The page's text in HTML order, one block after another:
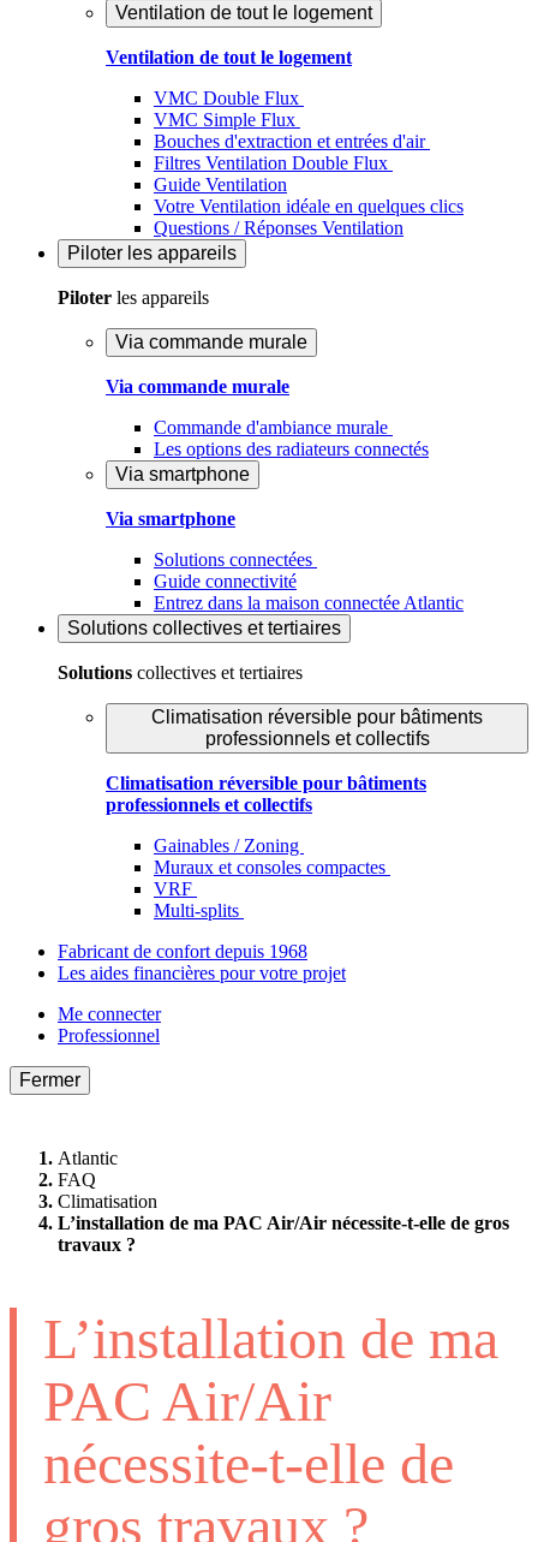
Ventilation de tout le logement
Ventilation de tout le logement
VMC Double Flux
VMC Simple Flux
Bouches d'extraction et entrées d'air
Filtres Ventilation Double Flux
Guide Ventilation
Votre Ventilation idéale en quelques clics
Questions / Réponses Ventilation
Piloter les appareils
Piloter les appareils
Via commande murale
Via commande murale
Commande d'ambiance murale
Les options des radiateurs connectés
Via smartphone
Via smartphone
Solutions connectées
Guide connectivité
Entrez dans la maison connectée Atlantic
Solutions collectives et tertiaires
Solutions collectives et tertiaires
Climatisation réversible pour bâtiments
professionnels et collectifs
Climatisation réversible pour bâtiments
professionnels et collectifs
Gainables / Zoning
Muraux et consoles compactes
VRF
Multi-splits
Fabricant de confort depuis 1968
Les aides financières pour votre projet
Me connecter
Professionnel
Fermer
Atlantic
FAQ
Climatisation
L’installation de ma PAC Air/Air nécessite-t-elle de gros
travaux ?
L’installation de ma
PAC Air/Air
nécessite-t-elle de
gros travaux ?